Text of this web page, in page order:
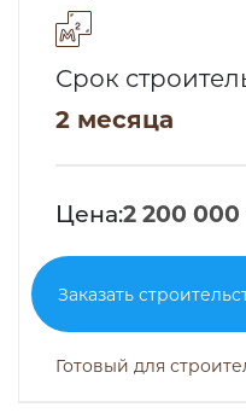
Срок
2 месяца
Цена:2 200 000
Заказать
Готовый для